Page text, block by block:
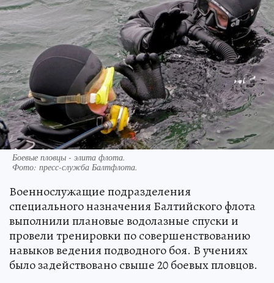
Боевые пловцы - элита флота.
Фото: пресс-служба Балтфлота.
Военнослужащие подразделения
специального назначения Балтийского флота
выполнили плановые водолазные спуски и
провели тренировки по совершенствованию
навыков ведения подводного боя. В учениях
было задействовано свыше 20 боевых пловцов.